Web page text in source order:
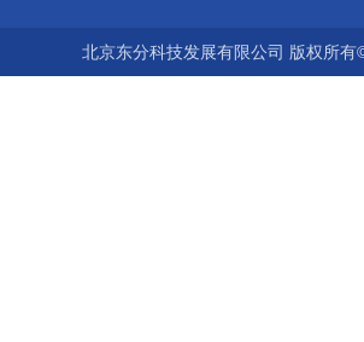
北京东分科技发展有限公司 版权所